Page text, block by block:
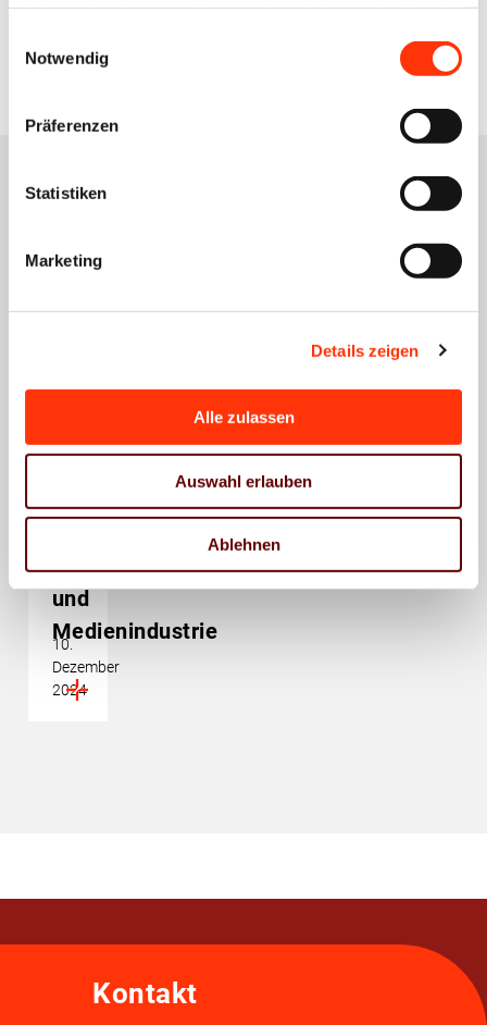
Notwendig
Präferenzen
Statistiken
Marketing
Details zeigen
Alle zulassen
Auswahl erlauben
Ablehnen
interessieren
Branchendaten:
Druck-
und
Medienindustrie
10.
Dezember
2024
Kontakt